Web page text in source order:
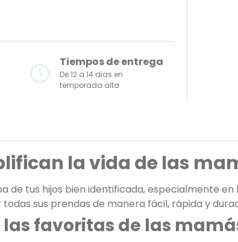
Tiempos de entrega
De 12 a 14 dias en
temporada alta
la vida de las
tus hijos bien identificada, especialmente en
sus prendas de manera fácil, rápida y
favoritas de las